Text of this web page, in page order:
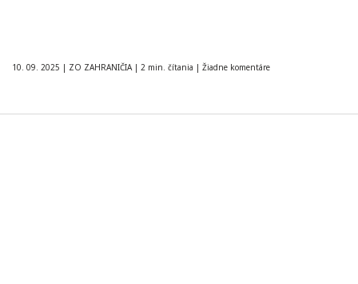
10. 09. 2025 | ZO ZAHRANIČIA | 2 min. čítania | Žiadne komentáre